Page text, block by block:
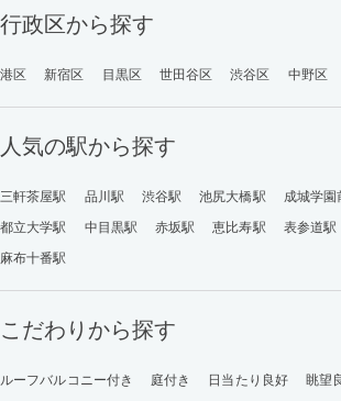
行政区から探す
港区 新宿区 目黒区 世田谷区 渋谷区 中野区
人気の駅から探す
三軒茶屋駅 品川駅 渋谷駅 池尻大橋駅 成城学園
都立大学駅
中目黒駅 赤坂駅 恵比寿駅 表参道駅
麻布十番駅
こだわりから探す
ルーフバルコニー付き 庭付き 日当たり良好 眺望